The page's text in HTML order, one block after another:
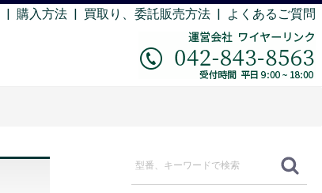
| 購入方法 | 買取り、委託販売方法 | よくあるご質問